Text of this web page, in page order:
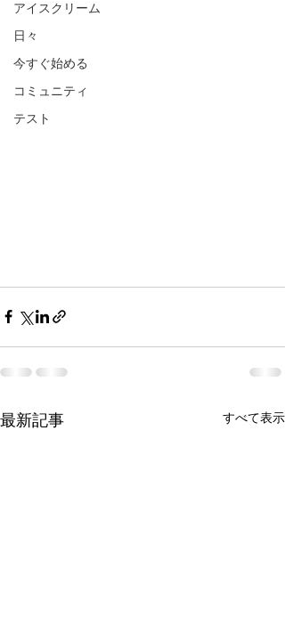
アイスクリーム
日々
今すぐ始める
コミュニティ
テスト
最新記事 すべて表示